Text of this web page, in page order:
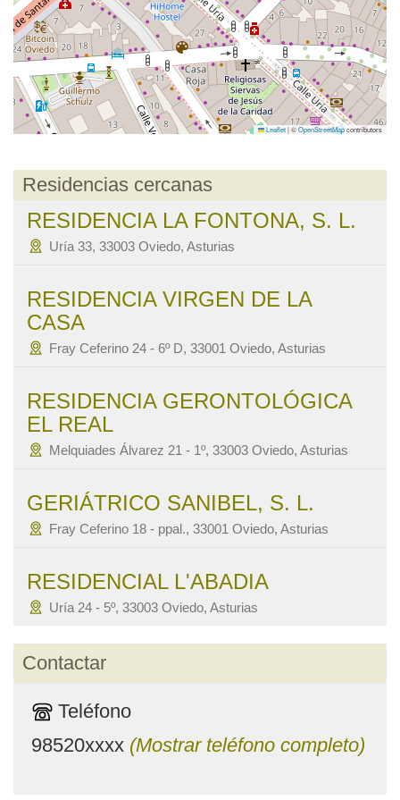
Leaflet|©OpenStreetMapcontributors
Residencias cercanas
RESIDENCIA LA FONTONA, S. L.
Uría 33, 33003 Oviedo, Asturias
RESIDENCIA VIRGEN DE LA
CASA
Fray Ceferino 24 - 6º D, 33001 Oviedo, Asturias
RESIDENCIA GERONTOLÓGICA
EL REAL
Melquiades Álvarez 21 - 1º, 33003 Oviedo, Asturias
GERIÁTRICO SANIBEL, S. L.
Fray Ceferino 18 - ppal., 33001 Oviedo, Asturias
RESIDENCIAL L'ABADIA
Uría 24 - 5º, 33003 Oviedo, Asturias
Contactar
Teléfono
98520xxxx (Mostrar teléfono completo)